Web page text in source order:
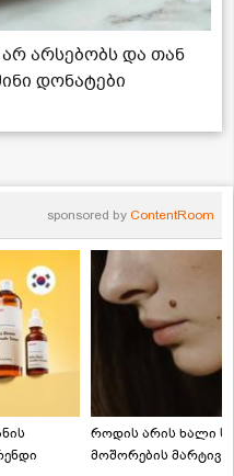
არსებობს და თან
დონატები
sponsored by ContentRoom
როდის არის ხალი
მოშორების